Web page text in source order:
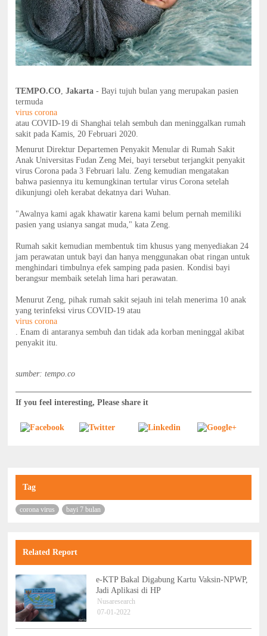
TEMPO.CO,Jakarta - Bayi tujuh bulan yang merupakan pasien
termuda
virus corona
atau COVID-19 di Shanghai telah sembuh dan meninggalkan rumah
sakit pada Kamis, 20 Februari 2020.
Menurut Direktur Departemen Penyakit Menular di Rumah Sakit
Anak Universitas Fudan Zeng Mei, bayi tersebut terjangkit penyakit
virus Corona pada 3 Februari lalu. Zeng kemudian mengatakan
bahwa pasiennya itu kemungkinan tertular virus Corona setelah
dikunjungi oleh kerabat dekatnya dari Wuhan.
"Awalnya kami agak khawatir karena kami belum pernah memiliki
pasien yang usianya sangat muda," kata Zeng.
Rumah sakit kemudian membentuk tim khusus yang menyediakan 24
jam perawatan untuk bayi dan hanya menggunakan obat ringan untuk
menghindari timbulnya efek samping pada pasien. Kondisi bayi
berangsur membaik setelah lima hari perawatan.
Menurut Zeng, pihak rumah sakit sejauh ini telah menerima 10 anak
yang terinfeksi virus COVID-19 atau
virus corona
. Enam di antaranya sembuh dan tidak ada korban meninggal akibat
penyakit itu.
sumber: tempo.co
If you feel interesting, Please share it
Tag
corona virus bayi 7 bulan
Related Report
e-KTP Bakal Digabung Kartu Vaksin-NPWP,
Jadi Aplikasi di HP
Nusaresearch
07-01-2022